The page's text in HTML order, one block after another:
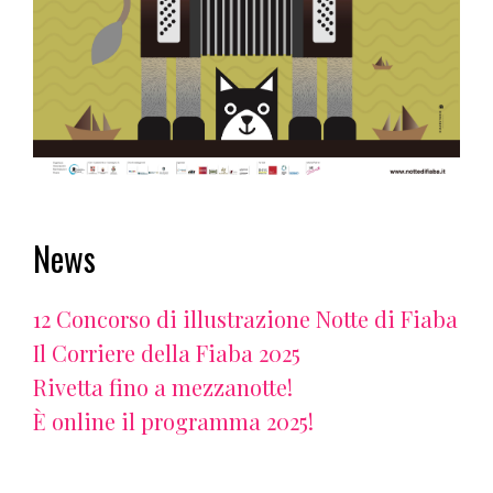
News
12 Concorso di illustrazione Notte di Fiaba
Il Corriere della Fiaba 2025
Rivetta fino a mezzanotte!
È online il programma 2025!